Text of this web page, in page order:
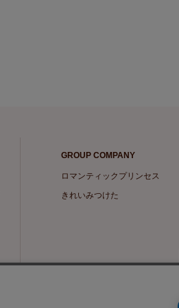
GROUP COMPANY
ロマンティックプリンセス
きれいみつけた